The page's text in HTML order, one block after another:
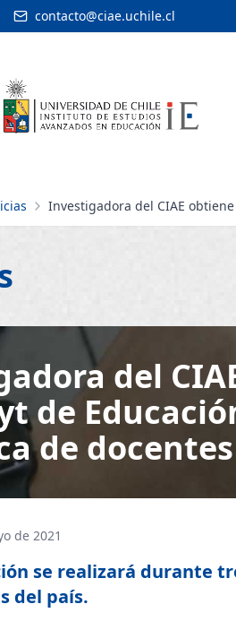
contacto@ciae.uchile.cl
Investigadora del CIAE
del
de
de docentes
de 2021
se realizará durante
del país.